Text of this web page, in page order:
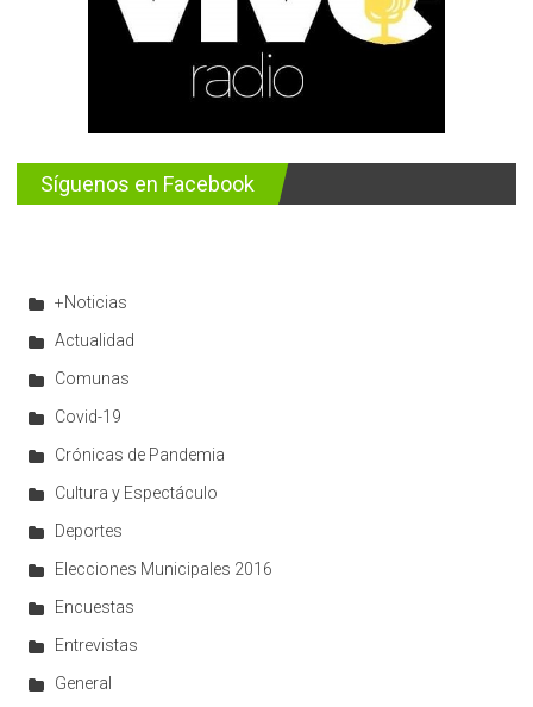
Síguenos en Facebook
+Noticias
Actualidad
Comunas
Covid-19
Crónicas de Pandemia
Cultura y Espectáculo
Deportes
Elecciones Municipales 2016
Encuestas
Entrevistas
General